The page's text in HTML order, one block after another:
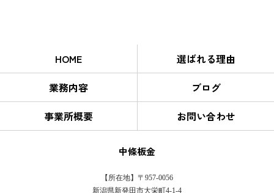
HOME
選ばれる理由
業務内容
ブログ
事業所概要
お問い合わせ
中條板金
【所在地】〒957-0056
新潟県新発田市大栄町4-1-4